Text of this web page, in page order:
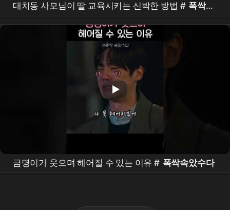
대치동 사모님이 딸 교육시키는 신박한 방법 # 폭싹속
았수다 # 아이유 # 박보검
금명이가 웃으며 헤어질 수 있는 이유 # 폭싹속았수다